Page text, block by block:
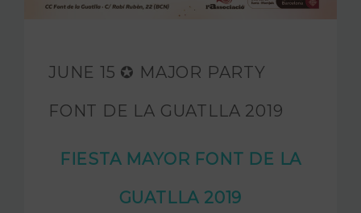
JAM FOUNDATION
CONTACT
JUNE 15 ✪ MAJOR PARTY
FONT DE LA GUATLLA 2019
FIESTA MAYOR FONT DE LA
GUATLLA 2019